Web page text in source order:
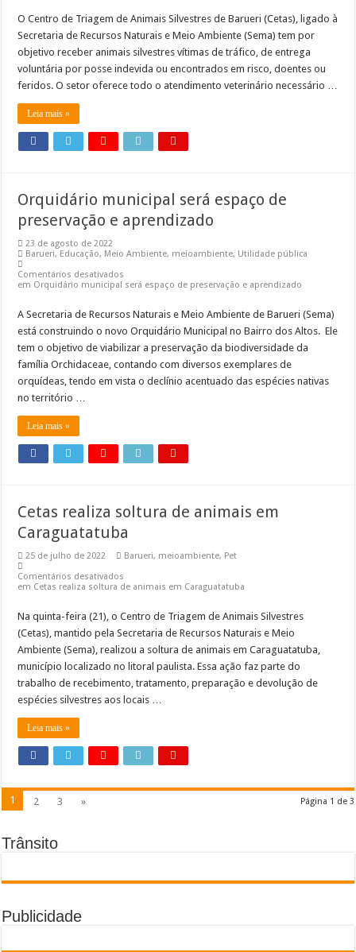
O Centro de Triagem de Animais Silvestres de Barueri (Cetas), ligado à
Secretaria de Recursos Naturais e Meio Ambiente (Sema) tem por
objetivo receber animais silvestres vítimas de tráfico, de entrega
voluntária por posse indevida ou encontrados em risco, doentes ou
feridos. O setor oferece todo o atendimento veterinário necessário …
Leia mais »
Orquidário municipal será espaço de
preservação e aprendizado
23 de agosto de 2022
Barueri, Educação, Meio Ambiente, meioambiente, Utilidade pública
Comentários desativados
em Orquidário municipal será espaço de preservação e aprendizado
A Secretaria de Recursos Naturais e Meio Ambiente de Barueri (Sema)
está construindo o novo Orquidário Municipal no Bairro dos Altos. Ele
tem o objetivo de viabilizar a preservação da biodiversidade da
família Orchidaceae, contando com diversos exemplares de
orquídeas, tendo em vista o declínio acentuado das espécies nativas
no território …
Leia mais »
Cetas realiza soltura de animais em
Caraguatatuba
25 de julho de 2022 Barueri, meioambiente, Pet
Comentários desativados
em Cetas realiza soltura de animais em Caraguatatuba
Na quinta-feira (21), o Centro de Triagem de Animais Silvestres
(Cetas), mantido pela Secretaria de Recursos Naturais e Meio
Ambiente (Sema), realizou a soltura de animais em Caraguatatuba,
município localizado no litoral paulista. Essa ação faz parte do
trabalho de recebimento, tratamento, preparação e devolução de
espécies silvestres aos locais …
Leia mais »
Página 1 de 3
1 2 3 »
Trânsito
Publicidade